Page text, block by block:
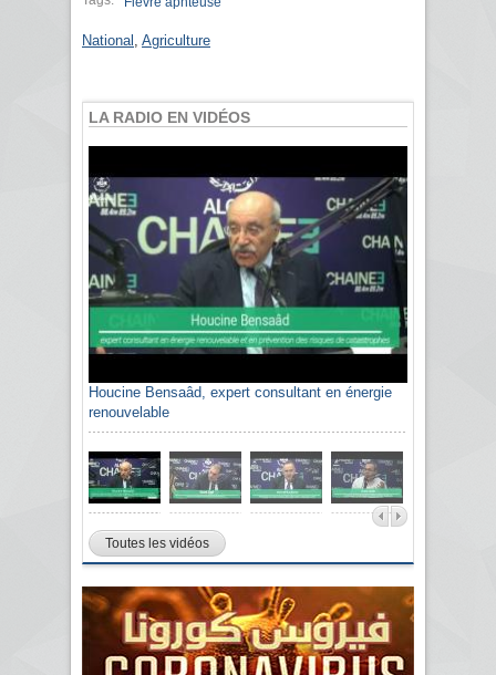
National Agriculture
LA RADIO EN VIDÉOS
Houcine Bensaâd, expert consultant en énergie
renouvelable
Toutes les vidéos